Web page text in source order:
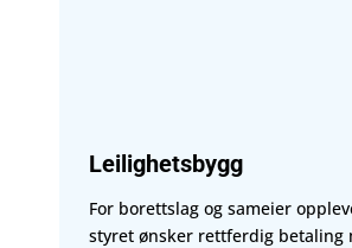
Leilighetsbygg
For borettslag og sameier
styret ønsker rettferdig betaling